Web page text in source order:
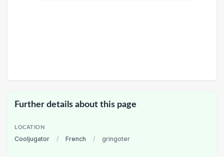
Further details about this page
LOCATION
Cooljugator / French / gringoter